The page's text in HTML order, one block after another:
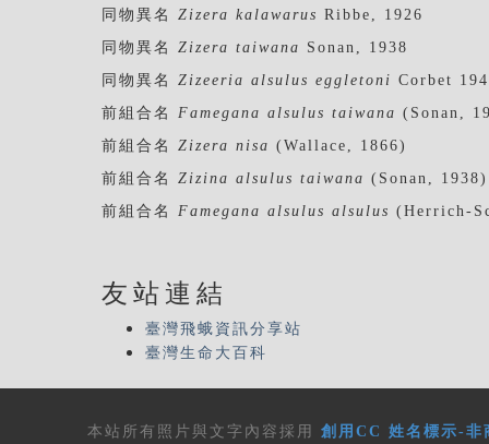
同物異名 Zizera kalawarus Ribbe, 1926
同物異名 Zizera taiwana Sonan, 1938
同物異名 Zizeeria alsulus eggletoni Corbet
前組合名 Famegana alsulus taiwana (Sonan,
前組合名 Zizera nisa (Wallace, 1866)
前組合名 Zizina alsulus taiwana (Sonan, 1938)
前組合名 Famegana alsulus alsulus (Herrich-
友站連結
臺灣飛蛾資訊分享站
臺灣生命大百科
本站所有 照片與文字內容 採用 創用CC 姓名標示-